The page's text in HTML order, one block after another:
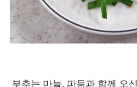
부추는 마늘, 파등과 함께 오